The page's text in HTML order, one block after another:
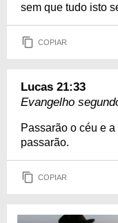
sem que tudo isto
COPIAR
Lucas 21:33
Evangelho
Passarão o céu e
passarão.
COPIAR